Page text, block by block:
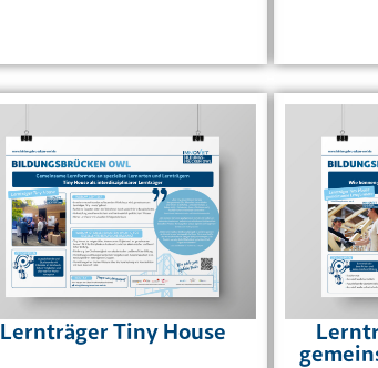
Lernträger Tiny House